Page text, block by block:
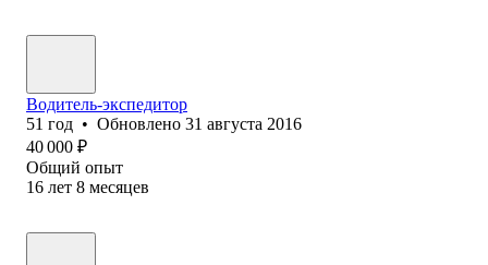
Водитель-экспедитор
51 год • Обновлено 31 августа 2016
40 000 ₽
Общий опыт
16 лет 8 месяцев